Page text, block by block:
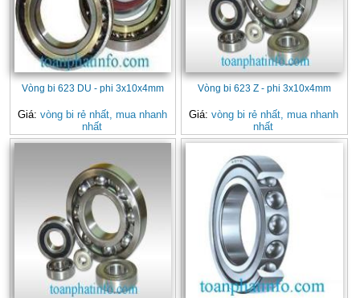
Vòng bi 623 DU - phi 3x10x4mm
Giá: vòng bi rẻ nhất, mua nhanh
nhất
Vòng bi 623 Z - phi 3x10x4mm
Giá: vòng bi rẻ nhất, mua nhanh
nhất